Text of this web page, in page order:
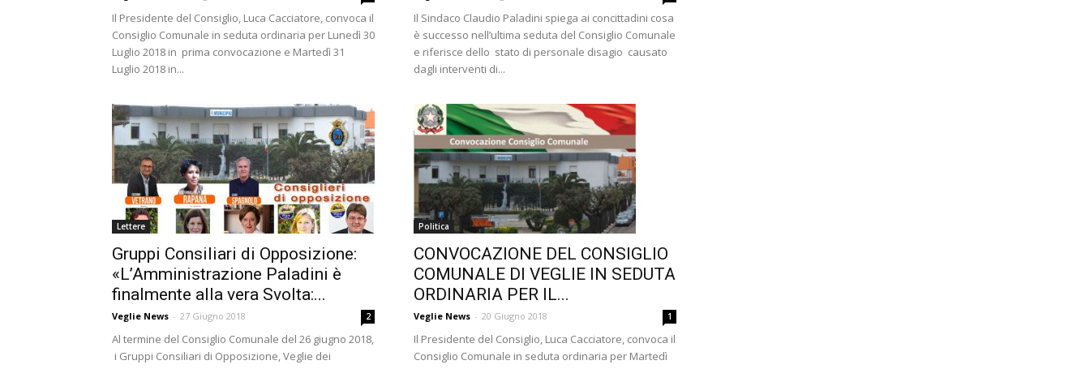
Il Presidente del Consiglio, Luca Cacciatore, convoca il
Consiglio Comunale in seduta ordinaria per Lunedì 30
Luglio 2018 in prima convocazione e Martedì 31
Luglio 2018 in...
Il Sindaco Claudio Paladini spiega ai concittadini cosa
è successo nell’ultima seduta del Consiglio Comunale
e riferisce dello stato di personale disagio causato
dagli interventi di...
Lettere
Gruppi Consiliari di Opposizione:
«L’Amministrazione Paladini è
finalmente alla vera Svolta:...
Veglie News - 27 Giugno 2018 2
Al termine del Consiglio Comunale del 26 giugno 2018,
i Gruppi Consiliari di Opposizione, Veglie dei
Politica
CONVOCAZIONE DEL CONSIGLIO
COMUNALE DI VEGLIE IN SEDUTA
ORDINARIA PER IL...
Veglie News - 20 Giugno 2018 1
Il Presidente del Consiglio, Luca Cacciatore, convoca il
Consiglio Comunale in seduta ordinaria per Martedì